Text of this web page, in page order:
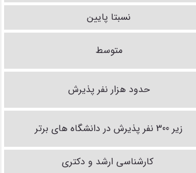
نسبتا پایین
متوسط
حدود هزار نفر پذیرش
زیر 300 نفر پذیرش در دانشگاه های برتر
کارشناسی ارشد و دکتری